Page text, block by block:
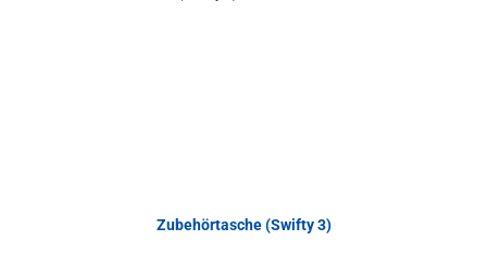
Zubehörtasche (Swifty 3)